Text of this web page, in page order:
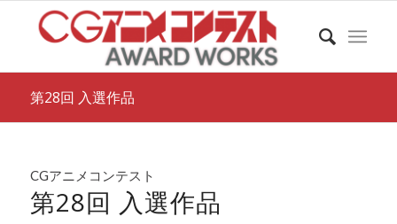
第28回 入選作品
CGアニメコンテスト
第28回 入選作品